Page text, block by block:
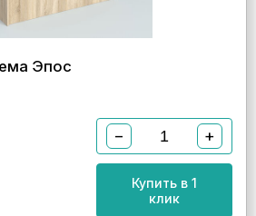
Эпос
− +
Купить в 1
клик